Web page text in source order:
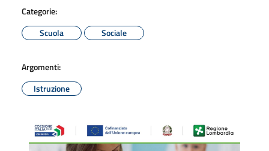
Categorie:
Scuola
Sociale
Argomenti:
Istruzione